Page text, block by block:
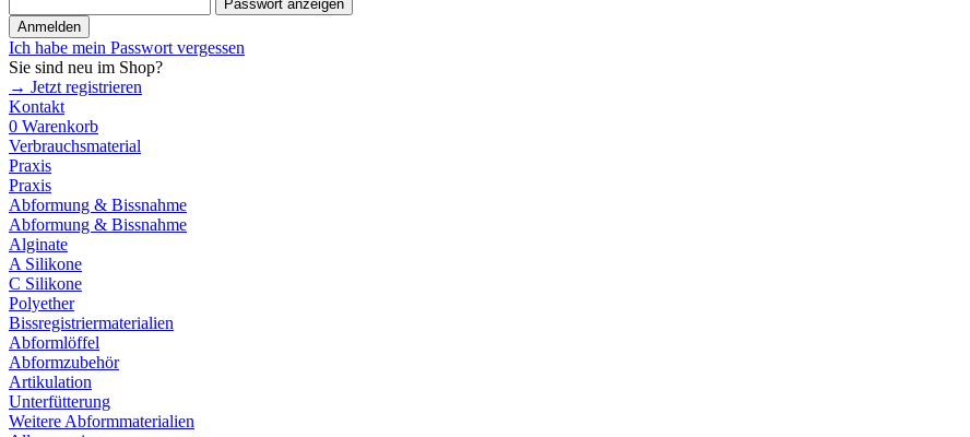
Passwort anzeigen
Anmelden
Ich habe mein Passwort vergessen
Sie sind neu im Shop?
→ Jetzt registrieren
Kontakt
0 Warenkorb
Verbrauchsmaterial
Praxis
Praxis
Abformung & Bissnahme
Abformung & Bissnahme
Alginate
A Silikone
C Silikone
Polyether
Bissregistriermaterialien
Abformlöffel
Abformzubehör
Artikulation
Unterfütterung
Weitere Abformmaterialien